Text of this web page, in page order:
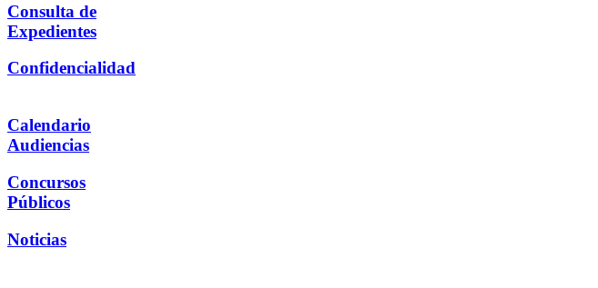
Consulta de
Expedientes
Confidencialidad
Calendario
Audiencias
Concursos
Públicos
Noticias